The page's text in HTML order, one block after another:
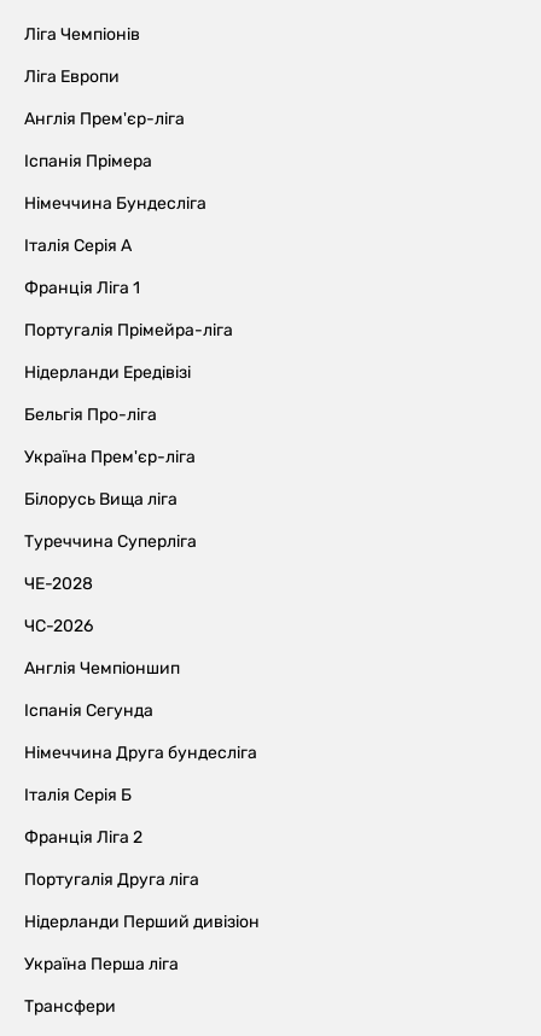
Ліга Чемпіонів
Ліга Европи
Англія Прем'єр-ліга
Іспанія Прімера
Німеччина Бундесліга
Італія Серія А
Франція Ліга 1
Португалія Прімейра-ліга
Нідерланди Ередівізі
Бельгія Про-ліга
Україна Прем'єр-ліга
Білорусь Вища ліга
Туреччина Суперліга
ЧЕ-2028
ЧС-2026
Англія Чемпіоншип
Іспанія Сегунда
Німеччина Друга бундесліга
Італія Серія Б
Франція Ліга 2
Португалія Друга ліга
Нідерланди Перший дивізіон
Україна Перша ліга
Трансфери